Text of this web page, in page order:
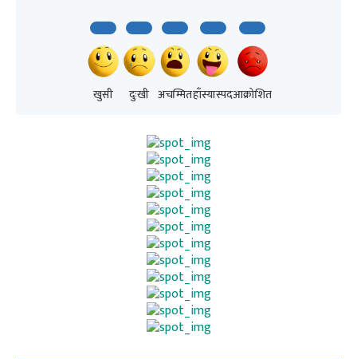
खुसी दुःखी अचम्मितहाँस्यास्पदआक्रोशित